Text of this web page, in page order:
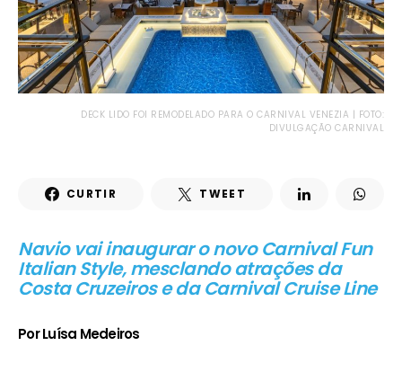
DECK LIDO FOI REMODELADO PARA O CARNIVAL VENEZIA | FOTO:
DIVULGAÇÃO CARNIVAL
CURTIR TWEET
Navio vai inaugurar o novo Carnival Fun
Italian Style, mesclando atrações da
Costa Cruzeiros e da Carnival Cruise Line
Por Luísa Medeiros